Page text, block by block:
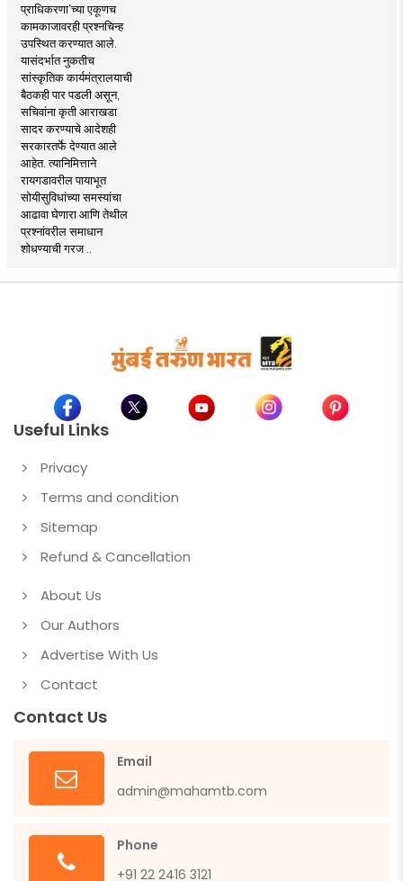
प्राधिकरणा’च्या एकूणच
कामकाजावरही प्रश्नचिन्ह
उपस्थित करण्यात आले.
यासंदर्भात नुकतीच
सांस्कृतिक कार्यमंत्रालयाची
बैठकही पार पडली असून,
सचिवांना कृती आराखडा
सादर करण्याचे आदेशही
सरकारतर्फे देण्यात आले
आहेत. त्यानिमित्ताने
रायगडावरील पायाभूत
सोयीसुविधांच्या समस्यांचा
आढावा घेणारा आणि तेथील
प्रश्नांवरील समाधान
शोधण्याची गरज ..
Useful Links
Privacy
Terms and condition
Sitemap
Refund & Cancellation
About Us
Our Authors
Advertise With Us
Contact
Contact Us
Email
admin@mahamtb.com
Phone
+91 22 2416 3121